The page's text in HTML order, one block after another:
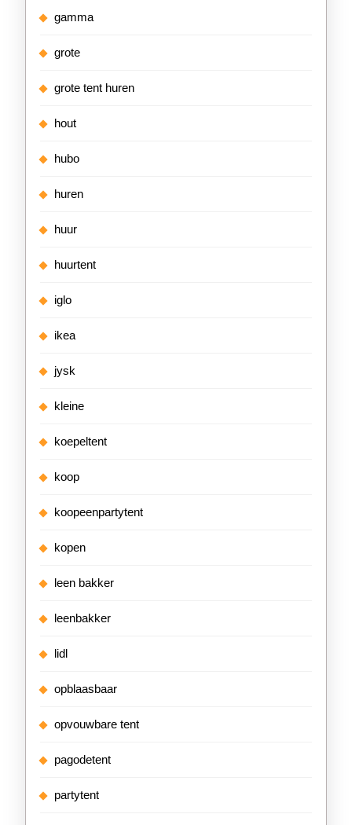
gamma
grote
grote tent huren
hout
hubo
huren
huur
huurtent
iglo
ikea
jysk
kleine
koepeltent
koop
koopeenpartytent
kopen
leen bakker
leenbakker
lidl
opblaasbaar
opvouwbare tent
pagodetent
partytent